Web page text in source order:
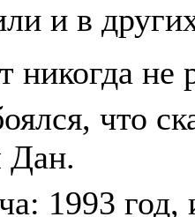
и в
никогда не
что
Дан.
1993 год,